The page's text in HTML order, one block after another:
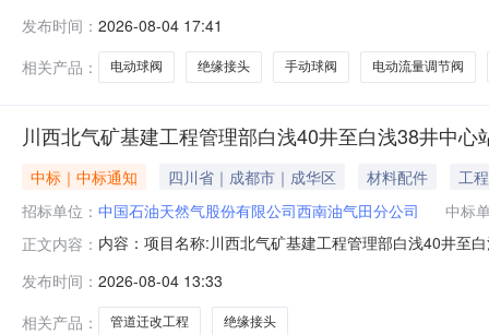
TC269X02H2.项目名称：安义分输站为安义中油扩能改
称规格型号单位数量技术要求1绝缘接
发布时间： 2026-08-04 17:41
相关产品：
电动球阀 绝缘接头 手动球阀 电动流量调节阀
川西北气矿基建工程管理部白浅40井至白浅38井中
中标｜中标通知 四川省｜成都市｜成华区 材料配件
工程
招标单位： 中国石油天然气股份有限公司西南油气田分公司
中标
正文内容： 内容：项目名称:川西北气矿基建工程管理部白浅40井至
发布时间： 2026-08-04 13:33
相关产品：
管道迁改工程 绝缘接头